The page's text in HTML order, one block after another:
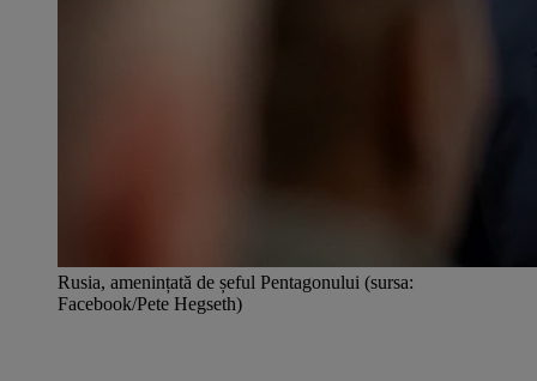
Rusia, amenințată de șeful Pentagonului (sursa:
Facebook/Pete Hegseth)